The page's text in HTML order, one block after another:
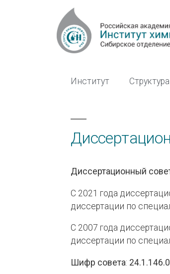
Институт Структура
Диссертационный
С 2021 года
диссертации по
С 2007 года
диссертации по
Шифр совета: